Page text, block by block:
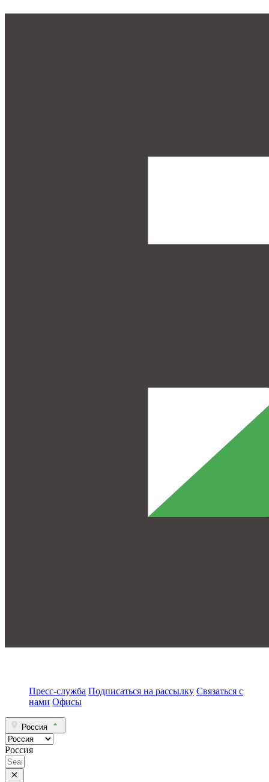
Пресс-служба Подписаться на рассылку Связаться с
нами Офисы
Россия
Россия